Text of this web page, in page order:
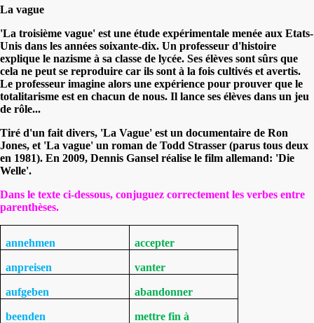
La vague
'La troisième vague' est une étude expérimentale menée aux Etats-
Unis dans les années soixante-dix. Un professeur d'histoire
explique le nazisme à sa classe de lycée. Ses élèves sont sûrs que
cela ne peut se reproduire car ils sont à la fois cultivés et avertis.
Le professeur imagine alors une expérience pour prouver que le
totalitarisme est en chacun de nous. Il lance ses élèves dans un jeu
de rôle...
Tiré d'un fait divers, 'La Vague' est un documentaire de Ron
Jones, et 'La vague' un roman de Todd Strasser (parus tous deux
en 1981). En 2009, Dennis Gansel réalise le film allemand: 'Die
Welle'.
Dans le texte ci-dessous, conjuguez correctement les verbes entre
parenthèses.
annehmen accepter
anpreisen vanter
aufgeben abandonner
beenden mettre fin à